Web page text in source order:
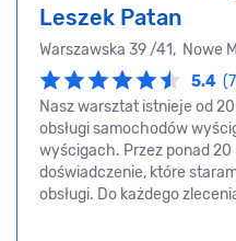
Leszek Patan
Warszawska 39 /41, Nowe
5.4
Nasz warsztat istnieje od
obsługi samochodów
wyścigach. Przez ponad
doświadczenie, które
obsługi. Do każdego